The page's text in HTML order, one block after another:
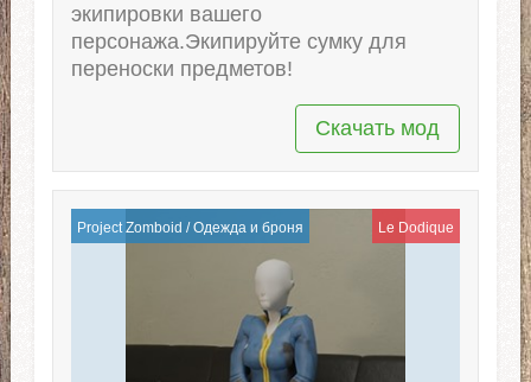
экипировки вашего
персонажа.Экипируйте сумку для
переноски предметов!
Скачать мод
Project Zomboid /Одежда и броня Le Dodique